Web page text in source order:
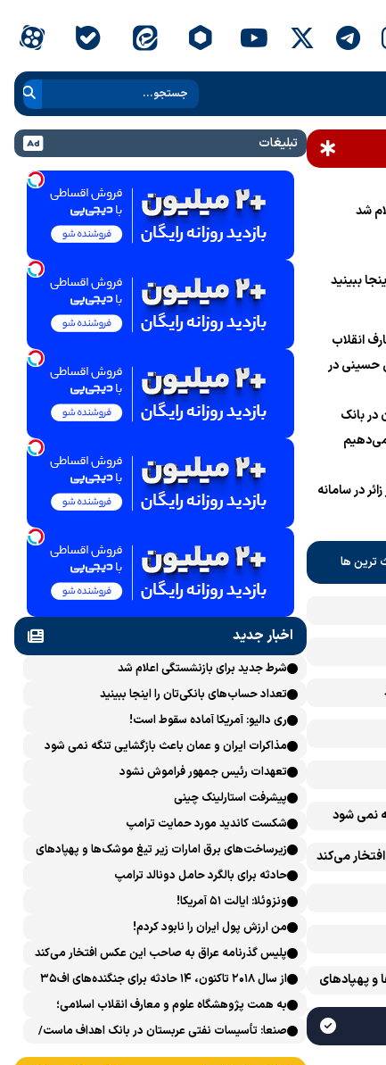
شد
ببینید
انقلاب
حسینی در
بانک
و 700 هزار زائر در سامانه
ترین ها
نمی شود
می‌کند
و پهپادهای
تبلیغات
اخبار جدید
شرط جدید برای بازنشستگی اعلام شد
تعداد حساب‌های بانکی‌تان را اینجا ببینید
ری دالیو: آمریکا آماده سقوط است!
مذاکرات ایران و عمان باعث بازگشایی تنگه نمی شود
تعهدات رئیس جمهور فراموش نشود
پیشرفت ‏استارلینک چینی
شکست کاندید مورد حمایت ترامپ
زیرساخت‌های برق امارات زیر تیغ موشک‌ها و پهپادهای
ایران است
حادثه برای بالگرد حامل دونالد ترامپ
ونزوئلا: ایالت ۵۱ آمریکا!
من ارزش پول ایران را نابود کردم!
پلیس گذرنامه عراق به صاحب این عکس افتخار می‌کند
از سال ۲۰۱۸ تاکنون، ۱۴ حادثه برای جنگنده‌های اف۳۵
آمریکایی رخ داده است
به همت پژوهشگاه علوم و معارف انقلاب اسلامی؛
نشست علمی «اربعین حسینی در منظومه فکری رهبر
صنعا: تأسیسات نفتی عربستان در بانک اهداف ماست/
پاسخی محکم می‌دهیم